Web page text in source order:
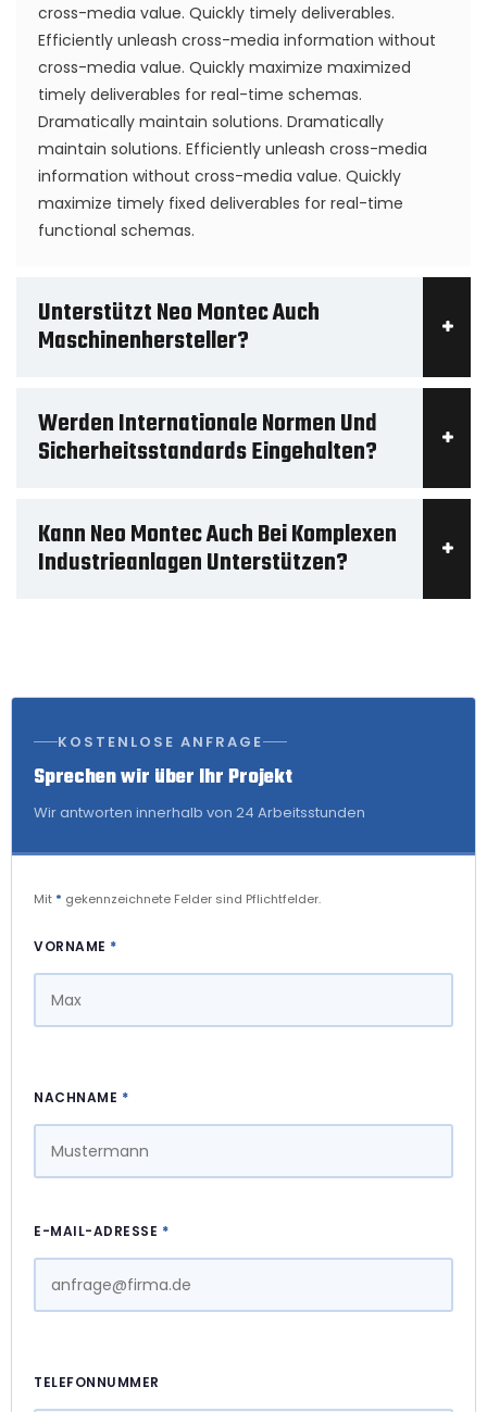
cross-media value. Quickly timely deliverables.
Efficiently unleash cross-media information without
cross-media value. Quickly maximize maximized
timely deliverables for real-time schemas.
Dramatically maintain solutions. Dramatically
maintain solutions. Efficiently unleash cross-media
information without cross-media value. Quickly
maximize timely fixed deliverables for real-time
functional schemas.
Unterstützt Neo Montec Auch
Maschinenhersteller?
Werden Internationale Normen Und
Sicherheitsstandards Eingehalten?
Kann Neo Montec Auch Bei Komplexen
Industrieanlagen Unterstützen?
KOSTENLOSE ANFRAGE
Sprechen wir über Ihr Projekt
Wir antworten innerhalb von 24 Arbeitsstunden
Mit * gekennzeichnete Felder sind Pflichtfelder.
VORNAME *
NACHNAME *
E-MAIL-ADRESSE *
TELEFONNUMMER